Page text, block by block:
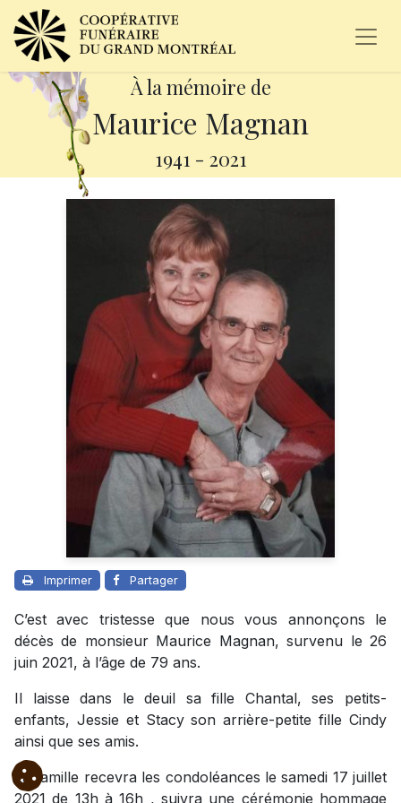
À la mémoire de
Maurice Magnan
1941 - 2021
Imprimer Partager
C’est avec tristesse que nous vous annonçons le
décès de monsieur Maurice Magnan, survenu le 26
juin 2021, à l’âge de 79 ans.
Il laisse dans le deuil sa fille Chantal, ses petits-
enfants, Jessie et Stacy son arrière-petite fille Cindy
ainsi que ses amis.
La famille recevra les condoléances le samedi 17 juillet
2021 de 13h à 16h , suivra une cérémonie hommage